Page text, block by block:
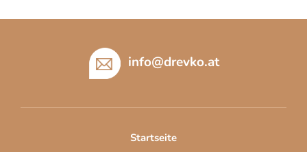
info@drevko.at
Startseite